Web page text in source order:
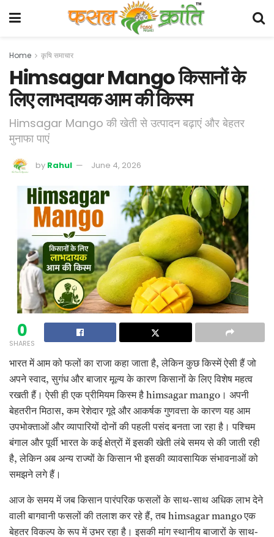
Home कृषि समाचार
Himsagar Mango किसानों के
लिए लाभदायक आम की किस्म
Himsagar Mango की खेती से उत्पादन बढ़ाएं और बेहतर
मुनाफा पाएं
by Rahul June 4, 2026
0
SHARES
भारत में आम को फलों का राजा कहा जाता है, लेकिन कुछ किस्में ऐसी हैं जो
अपने स्वाद, सुगंध और बाजार मूल्य के कारण किसानों के लिए विशेष महत्व
रखती हैं। ऐसी ही एक प्रीमियम किस्म है himsagar mango। अपनी
बेहतरीन मिठास, कम रेशेदार गूदे और आकर्षक गुणवत्ता के कारण यह आम
उपभोक्ताओं और व्यापारियों दोनों की पहली पसंद बनता जा रहा है। पश्चिम
बंगाल और पूर्वी भारत के कई क्षेत्रों में इसकी खेती लंबे समय से की जाती रही
है, लेकिन अब अन्य राज्यों के किसान भी इसकी व्यावसायिक संभावनाओं को
समझने लगे हैं।
आज के समय में जब किसान पारंपरिक फसलों के साथ-साथ अधिक लाभ देने
वाली बागवानी फसलों की तलाश कर रहे हैं, तब himsagar mango एक
बेहतर विकल्प के रूप में उभर रहा है। इसकी मांग स्थानीय बाजारों के साथ-